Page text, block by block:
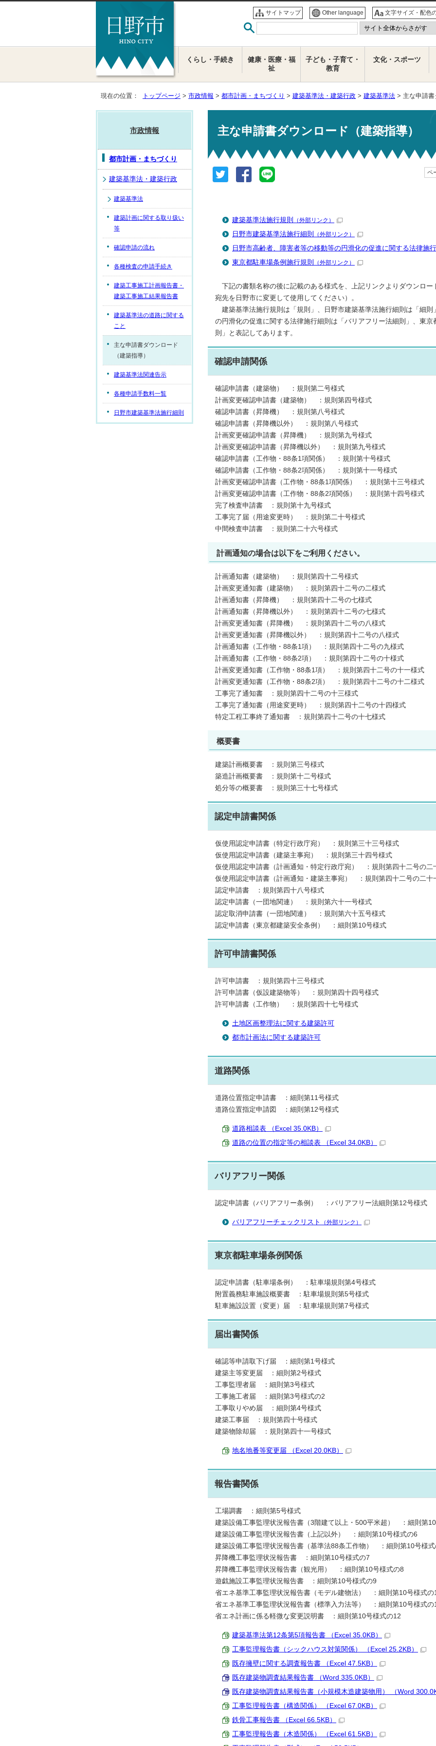
サイトマップ Other language 文字サイズ・配色
くらし・手続き
健康・医療・福
祉
子ども・子育て・
教育
文化・スポーツ
現在の位置： トップページ > 市政情報 > 都市計画・まちづくり > 建築基準法・建築行政 > 建築基準法 > 主な申請
主な申請書ダウンロード（建築指導）
ペ
建築基準法施行規則 （外部リンク）
日野市建築基準法施行細則 （外部リンク）
日野市高齢者、障害者等の移動等の円滑化の促進に関する法律施
東京都駐車場条例施行規則
（外部リンク）
下記の書類名称の後に記載のある様式を、上記リンクよりダウンロー
宛先を日野市に変更して使用してください）。
建築基準法施行規則は「規則」、日野市建築基準法施行細則は「細則
の円滑化の促進に関する法律施行細則は「バリアフリー法細則」、東
則」と表記してあります。
確認申請関係
確認申請書（建築物） ：規則第二号様式
計画変更確認申請書（建築物） ：規則第四号様式
確認申請書（昇降機） ：規則第八号様式
確認申請書（昇降機以外） ：規則第八号様式
計画変更確認申請書（昇降機） ：規則第九号様式
計画変更確認申請書（昇降機以外） ：規則第九号様式
確認申請書（工作物・88条1項関係） ：規則第十号様式
確認申請書（工作物・88条2項関係） ：規則第十一号様式
計画変更確認申請書（工作物・88条1項関係） ：規則第十三号様式
計画変更確認申請書（工作物・88条2項関係） ：規則第十四号様式
完了検査申請書 ：規則第十九号様式
工事完了届（用途変更時） ：規則第二十号様式
中間検査申請書 ：規則第二十六号様式
計画通知の場合は以下をご利用ください。
計画通知書（建築物） ：規則第四十二号様式
計画変更通知書（建築物） ：規則第四十二号の二様式
計画通知書（昇降機） ：規則第四十二号の七様式
計画通知書（昇降機以外） ：規則第四十二号の七様式
計画変更通知書（昇降機） ：規則第四十二号の八様式
計画変更通知書（昇降機以外） ：規則第四十二号の八様式
計画通知書（工作物・88条1項） ：規則第四十二号の九様式
計画通知書（工作物・88条2項） ：規則第四十二号の十様式
計画変更通知書（工作物・88条1項） ：規則第四十二号の十一様式
計画変更通知書（工作物・88条2項） ：規則第四十二号の十二様式
工事完了通知書 ：規則第四十二号の十三様式
工事完了通知書（用途変更時） ：規則第四十二号の十四様式
特定工程工事終了通知書 ：規則第四十二号の十七様式
概要書
建築計画概要書 ：規則第三号様式
築造計画概要書 ：規則第十二号様式
処分等の概要書 ：規則第三十七号様式
認定申請書関係
仮使用認定申請書（特定行政庁宛） ：規則第三十三号様式
仮使用認定申請書（建築主事宛） ：規則第三十四号様式
仮使用認定申請書（計画通知・特定行政庁宛） ：規則第四十二号の二
仮使用認定申請書（計画通知・建築主事宛） ：規則第四十二号の二十
認定申請書 ：規則第四十八号様式
認定申請書（一団地関連） ：規則第六十一号様式
認定取消申請書（一団地関連） ：規則第六十五号様式
認定申請書（東京都建築安全条例） ：細則第10号様式
許可申請書関係
許可申請書 ：規則第四十三号様式
許可申請書（仮設建築物等） ：規則第四十四号様式
許可申請書（工作物） ：規則第四十七号様式
土地区画整理法に関する建築許可
都市計画法に関する建築許可
道路関係
道路位置指定申請書 ：細則第11号様式
道路位置指定申請図 ：細則第12号様式
道路相談表 （Excel 35.0KB）
道路の位置の指定等の相談表 （Excel 34.0KB）
バリアフリー関係
認定申請書（バリアフリー条例） ：バリアフリー法細則第12号様式
バリアフリーチェックリスト （外部リンク）
東京都駐車場条例関係
認定申請書（駐車場条例） ：駐車場規則第4号様式
附置義務駐車施設概要書 ：駐車場規則第5号様式
駐車施設設置（変更）届 ：駐車場規則第7号様式
届出書関係
確認等申請取下げ届 ：細則第1号様式
建築主等変更届 ：細則第2号様式
工事監理者届 ：細則第3号様式
工事施工者届 ：細則第3号様式の2
工事取りやめ届 ：細則第4号様式
建築工事届 ：規則第四十号様式
建築物除却届 ：規則第四十一号様式
地名地番等変更届 （Excel 20.0KB）
報告書関係
工場調書 ：細則第5号様式
建築設備工事監理状況報告書（3階建て以上・500平米超） ：細則第
建築設備工事監理状況報告書（上記以外） ：細則第10号様式の6
建築設備工事監理状況報告書（基準法88条工作物） ：細則第10号様
昇降機工事監理状況報告書 ：細則第10号様式の7
昇降機工事監理状況報告書（観光用） ：細則第10号様式の8
遊戯施設工事監理状況報告書 ：細則第10号様式の9
省エネ基準工事監理状況報告書（モデル建物法） ：細則第10号様式の
省エネ基準工事監理状況報告書（標準入力法等） ：細則第10号様式の
省エネ計画に係る軽微な変更説明書 ：細則第10号様式の12
建築基準法第12条第5項報告書 （Excel 35.0KB）
工事監理報告書（シックハウス対策関係） （Excel 25.2KB）
既存擁壁に関する調査報告書 （Excel 47.5KB）
既存建築物調査結果報告書 （Word 335.0KB）
既存建築物調査結果報告書（小規模木造建築物用） （Word
工事監理報告書（構造関係） （Excel 67.0KB）
鉄骨工事報告書 （Excel 66.5KB）
工事監理報告書（木造関係） （Excel 61.5KB）
市政情報
都市計画・まちづくり
建築基準法・建築行政
建築基準法
建築計画に関する取り扱い
等
確認申請の流れ
各種検査の申請手続き
建築工事施工計画報告書・
建築工事施工結果報告書
建築基準法の道路に関する
こと
主な申請書ダウンロード
（建築指導）
建築基準法関連告示
各種申請手数料一覧
日野市建築基準法施行細則